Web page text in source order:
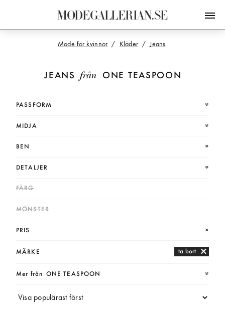
MODEGALLERIAN.SE
JEANS från ONE TEASPOON
Mode för kvinnor Kläder Jeans
PASSFORM
MIDJA
BEN
DETALJER
FÄRG
MÖNSTER
PRIS
MÄRKE ta bort
Mer från ONE TEASPOON